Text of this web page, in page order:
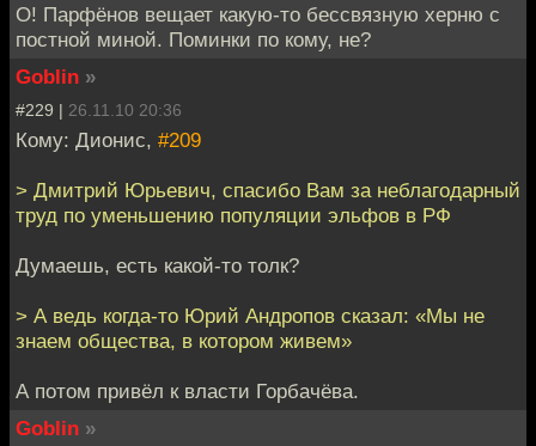
О! Парфёнов вещает какую-то бессвязную херню с
постной миной. Поминки по кому, не?
Goblin »
#229 | 26.11.10 20:36
Кому: Дионис, #209
> Дмитрий Юрьевич, спасибо Вам за неблагодарный
труд по уменьшению популяции эльфов в РФ
Думаешь, есть какой-то толк?
> А ведь когда-то Юрий Андропов сказал: «Мы не
знаем общества, в котором живем»
А потом привёл к власти Горбачёва.
Goblin »